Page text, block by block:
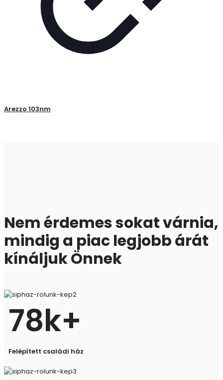
Arezzo 103nm
Nem érdemes sokat várnia,
mindig a piac legjobb árát
kínáljuk Önnek
78k+
Felépített családi ház